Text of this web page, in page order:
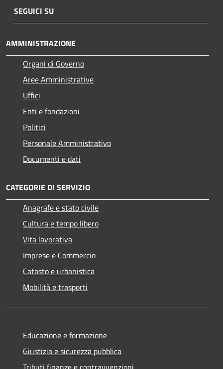
SEGUICI SU
AMMINISTRAZIONE
Organi di Governo
Aree Amministrative
Uffici
Enti e fondazioni
Politici
Personale Amministrativo
Documenti e dati
CATEGORIE DI SERVIZIO
Anagrafe e stato civile
Cultura e tempo libero
Vita lavorativa
Imprese e Commercio
Catasto e urbanistica
Mobilità e trasporti
Educazione e formazione
Giustizia e sicurezza pubblica